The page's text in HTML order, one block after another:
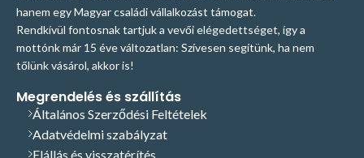
hanem egy Magyar családi vállalkozást támogat.
Rendkívül fontosnak tartjuk a vevői elégedettséget, így a
mottónk már 15 éve változatlan: Szívesen segítünk, ha nem
tőlünk vásárol, akkor is!
Megrendelés és szállítás
Általános Szerződési Feltételek
Adatvédelmi szabályzat
Elállás és visszatérítés